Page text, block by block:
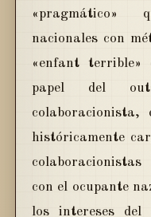
«pragmático»
nacionales con
«enfant
papel del
históricamente
con el ocupante
los intereses del